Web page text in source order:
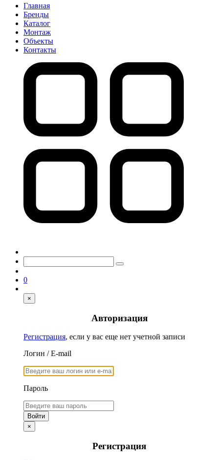
Главная
Бренды
Каталог
Монтаж
Объекты
Контакты
0
×
Авторизация
Регистрация, если у вас еще нет учетной записи
Логин / E-mail
Пароль
×
Регистрация